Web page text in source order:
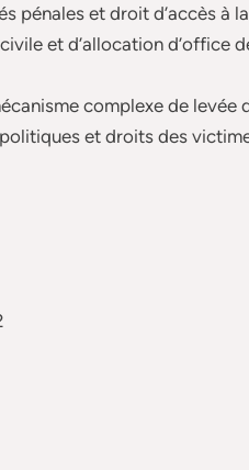
pénales et droit d’accès à
et d’allocation d’office
complexe de levée
et droits des